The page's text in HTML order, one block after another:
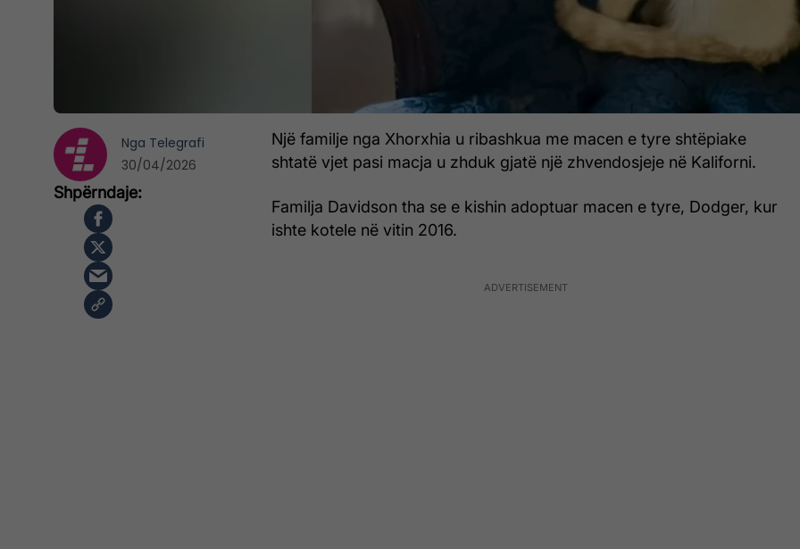
Një familje nga Xhorxhia u ribashkua me macen e tyre shtëpiake
shtatë vjet pasi macja u zhduk gjatë një zhvendosjeje në Kaliforni.
Familja Davidson tha se e kishin adoptuar macen e tyre, Dodger, kur
ishte kotele në vitin 2016.
Nga Telegrafi
30/04/2026